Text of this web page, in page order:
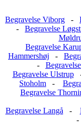
Begravelse Viborg -
- Begravelse
Begravelse
Hammershøj -
-
Begravelse Ulstrup
Stoholm -
Begravelse
Begravelse Langå -
-